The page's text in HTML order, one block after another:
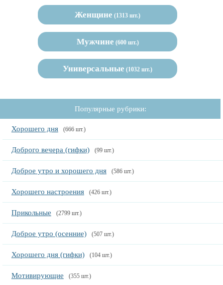
Женщине (1313 шт.)
Мужчине (600 шт.)
Универсальные (1032 шт.)
Популярные рубрики:
Хорошего дня (666 шт.)
Доброго вечера (гифки) (99 шт.)
Доброе утро и хорошего дня (586 шт.)
Хорошего настроения (426 шт.)
Прикольные (2799 шт.)
Доброе утро (осенние) (507 шт.)
Хорошего дня (гифки) (104 шт.)
Мотивирующие (355 шт.)